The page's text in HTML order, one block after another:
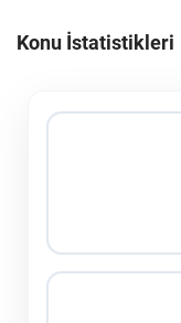
Konu İstatistikleri